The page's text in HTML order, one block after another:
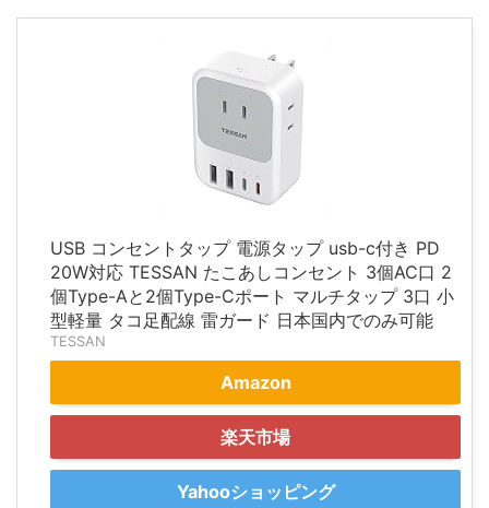
USB コンセントタップ 電源タップ usb-c付き PD
20W対応 TESSAN たこあしコンセント 3個AC口 2
個Type-Aと2個Type-Cポート マルチタップ 3口 小
型軽量 タコ足配線 雷ガード 日本国内でのみ可能
TESSAN
Amazon
楽天市場
Yahooショッピング